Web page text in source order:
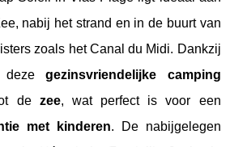
nabij het strand en in de buurt van
zoals het Canal du Midi. Dankzij
dezegezinsvriendelijke camping
de zee, wat perfect is voor een
met kinderen. De nabijgelegen